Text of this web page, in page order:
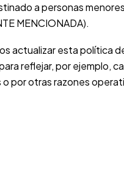
a personas
MENCIONADA).
actualizar esta política
reflejar, por ejemplo,
por otras razones